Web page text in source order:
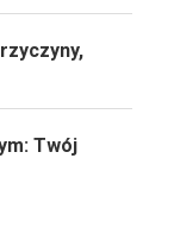
Twój